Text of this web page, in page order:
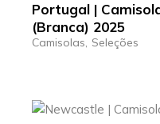
Portugal |
(Branca) 2025
Camisolas Seleções